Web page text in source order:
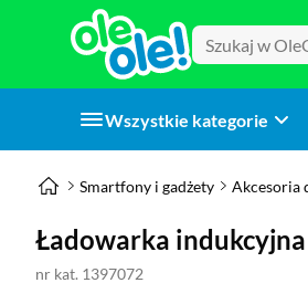
Wszystkie kategorie
Smartfony i gadżety Akcesoria
Ładowarka
nr kat. 1397072